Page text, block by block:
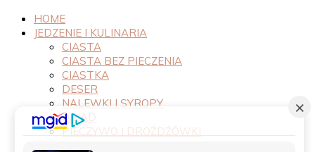
HOME
JEDZENIE I KULINARIA
CIASTA
CIASTA BEZ PIECZENIA
CIASTKA
DESER
NALEWKI I SYROPY
OBIAD
PIECZYWO I DROŻDŻÓWKI